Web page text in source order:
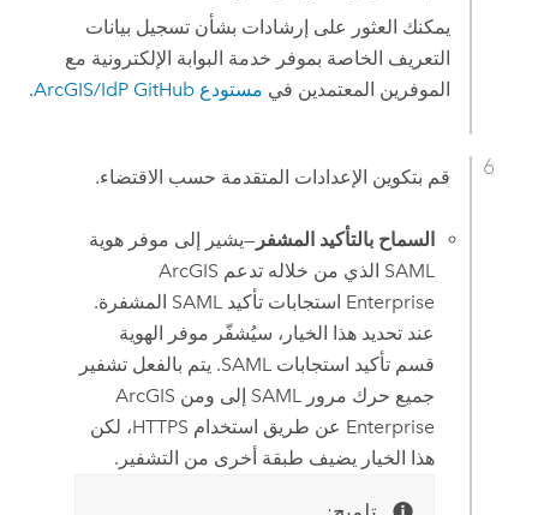
يمكنك العثور على إرشادات بشأن تسجيل بيانات
التعريف الخاصة بموفر خدمة البوابة الإلكترونية مع
الموفرين المعتمدين في مستودع ArcGIS/IdP GitHub .
قم بتكوين الإعدادات المتقدمة حسب الاقتضاء.
السماح بالتأكيد المشفر —يشير إلى موفر هوية
SAML الذي من خلاله تدعم
ArcGIS
Enterprise
استجابات تأكيد SAML المشفرة.
عند تحديد هذا الخيار، سيُشفّر موفر الهوية
قسم تأكيد استجابات SAML. يتم بالفعل تشفير
جميع حرك مرور SAML إلى ومن
ArcGIS
Enterprise
عن طريق استخدام HTTPS، لكن
هذا الخيار يضيف طبقة أخرى من التشفير.